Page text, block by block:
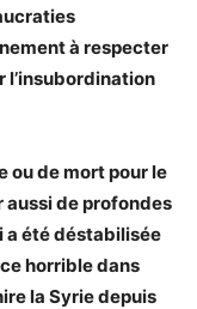
à respecter
l’insubordination
ou de mort pour le
aussi de profondes
a été déstabilisée
horrible dans
la Syrie depuis